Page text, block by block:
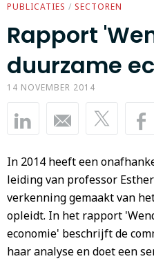
PUBLICATIES / SECTOREN
Rapport
duurzame
14 NOVEMBER 2014
In 2014 heeft een
leiding van professor
verkenning gemaakt van
opleidt. In het rapport
economie' beschrijft de
haar analyse en doet een